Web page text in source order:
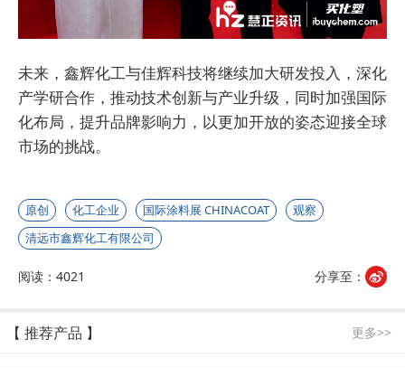
未来，鑫辉化工与佳辉科技将继续加大研发投入，深化
产学研合作，推动技术创新与产业升级，同时加强国际
化布局，提升品牌影响力，以更加开放的姿态迎接全球
市场的挑战。
原创 化工企业 国际涂料展 CHINACOAT
观察
清远市鑫辉化工有限公司
阅读：4021 分享至：
【 推荐产品 】 更多>>